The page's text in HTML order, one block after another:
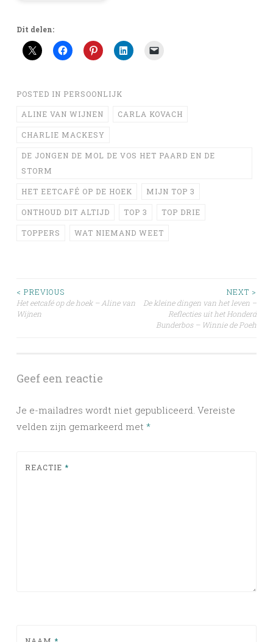
Dit delen:
POSTED IN PERSOONLIJK
ALINE VAN WIJNEN CARLA KOVACH
CHARLIE MACKESY
DE JONGEN DE MOL DE VOS HET PAARD EN DE
STORM
HET EETCAFÉ OP DE HOEK MIJN TOP 3
ONTHOUD DIT ALTIJD TOP 3 TOP DRIE
TOPPERS WAT NIEMAND WEET
Post
navigation
< PREVIOUS
Het eetcafé op de hoek – Aline van
Wijnen
NEXT >
De kleine dingen van het leven –
Reflecties uit het Honderd
Bunderbos – Winnie de Poeh
Geef een reactie
Je e-mailadres wordt niet gepubliceerd. Vereiste
velden zijn gemarkeerd met *
REACTIE *